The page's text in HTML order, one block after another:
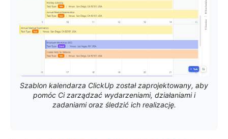
Szablon kalendarza ClickUp został zaprojektowany, aby
pomóc Ci zarządzać wydarzeniami, działaniami i
zadaniami oraz śledzić ich realizację.